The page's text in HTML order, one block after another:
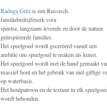
Raduga Grëzis een Russisch
familiebedrijfmerk voor
speelse, langzaam levende en door de natuur
geïnspireerde families.
Het speelgoed wordt gecreëerd vanuit een
ambitie om speelgoed te maken als kunst.
Het speelgoed wordt met de hand gemaakt
massief hout en het gebruik van niet-giftige
op waterbasis.
Het houtpatroon en de textuur in elk
wordt behouden.